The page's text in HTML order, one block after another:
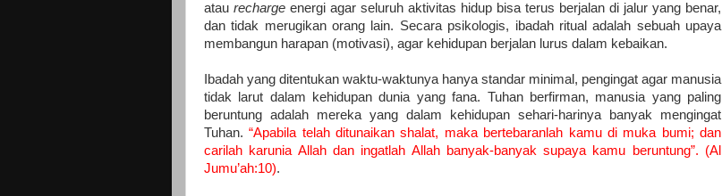
atau recharge energi agar seluruh aktivitas hidup bisa terus berjalan di jalur yang benar,
dan tidak merugikan orang lain. Secara psikologis, ibadah ritual adalah sebuah upaya
membangun harapan (motivasi), agar kehidupan berjalan lurus dalam kebaikan.
Ibadah yang ditentukan waktu-waktunya hanya standar minimal, pengingat agar manusia
tidak larut dalam kehidupan dunia yang fana. Tuhan berfirman, manusia yang paling
beruntung adalah mereka yang dalam kehidupan sehari-harinya banyak mengingat
Tuhan.“Apabila telah ditunaikan shalat, maka bertebaranlah kamu di muka bumi; dan
carilah karunia Allah dan ingatlah Allah banyak-banyak supaya kamu beruntung”. (Al
Jumu’ah:10).